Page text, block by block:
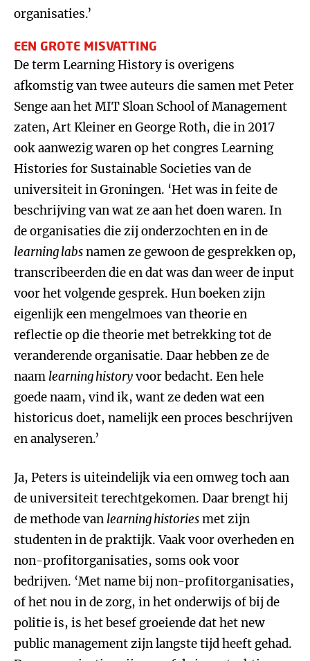
organisaties.’
EEN GROTE MISVATTING
De term Learning History is overigens
afkomstig van twee auteurs die samen met Peter
Senge aan het MIT Sloan School of Management
zaten, Art Kleiner en George Roth, die in 2017
ook aanwezig waren op het congres Learning
Histories for Sustainable Societies van de
universiteit in Groningen. ‘Het was in feite de
beschrijving van wat ze aan het doen waren. In
de organisaties die zij onderzochten en in de
learning labsnamen ze gewoon de gesprekken op,
transcribeerden die en dat was dan weer de input
voor het volgende gesprek. Hun boeken zijn
eigenlijk een mengelmoes van theorie en
reflectie op die theorie met betrekking tot de
veranderende organisatie. Daar hebben ze de
naam learning historyvoor bedacht. Een hele
goede naam, vind ik, want ze deden wat een
historicus doet, namelijk een proces beschrijven
en analyseren.’
Ja, Peters is uiteindelijk via een omweg toch aan
de universiteit terechtgekomen. Daar brengt hij
de methode van learning historiesmet zijn
studenten in de praktijk. Vaak voor overheden en
non-profitorganisaties, soms ook voor
bedrijven. ‘Met name bij non-profitorganisaties,
of het nou in de zorg, in het onderwijs of bij de
politie is, is het besef groeiende dat het new
public management zijn langste tijd heeft gehad.